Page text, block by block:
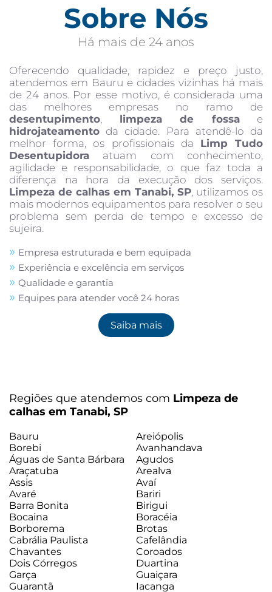
Sobre Nós
Há mais de 24 anos
Oferecendo qualidade, rapidez e preço justo,
atendemos em Bauru e cidades vizinhas há mais
de 24 anos. Por esse motivo, é considerada uma
das melhores empresas no ramo de
desentupimento, limpeza de fossae
hidrojateamento da cidade. Para atendê-lo da
melhor forma, os profissionais da Limp Tudo
Desentupidora atuam com conhecimento,
agilidade e responsabilidade, o que faz toda a
diferença na hora da execução dos serviços.
Limpeza de calhas em Tanabi, SP, utilizamos os
mais modernos equipamentos para resolver o seu
problema sem perda de tempo e excesso de
sujeira.
Empresa estruturada e bem equipada
Experiência e excelência em serviços
Qualidade e garantia
Equipes para atender você 24 horas
Saiba mais
Regiões que atendemos com Limpeza de
calhas em Tanabi, SP
Bauru
Areiópolis
Borebi
Avanhandava
Águas de Santa Bárbara
Agudos
Araçatuba
Arealva
Assis
Avaí
Avaré
Bariri
Barra Bonita
Birigui
Bocaina
Boracéia
Borborema
Brotas
Cabrália Paulista
Cafelândia
Chavantes
Coroados
Dois Córregos
Duartina
Garça
Guaiçara
Guarantã
Iacanga